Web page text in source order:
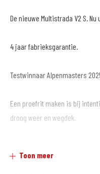
De nieuwe Multistrada V2 S.
4 jaar fabrieksgarantie.
Testwinnaar Alpenmasters
Een proefrit maken is bij
droog weer en wegdek.
Goede inruil en service is van
Toon meer